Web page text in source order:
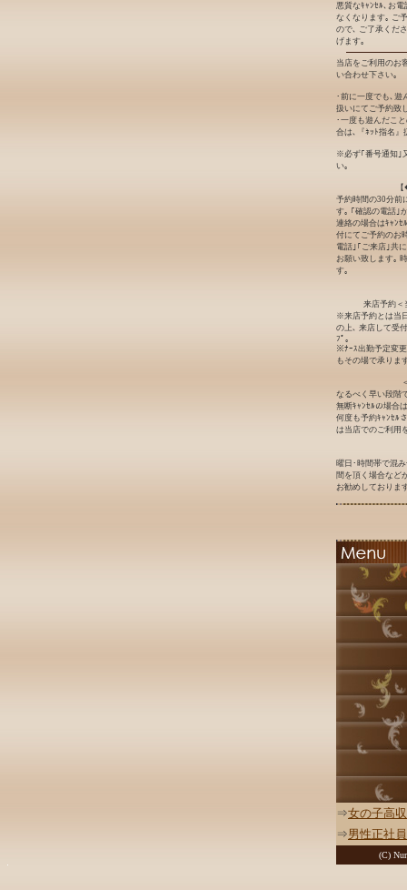
悪質なｷｬﾝｾﾙ､お電
なくなります｡ ご
ので､ ご了承くだ
げます｡
当店をご利用のお
い合わせ下さい｡
･前に一度でも､遊
扱いにてご予約致
･一度も遊んだこ
合は､『ﾈｯﾄ指名』
※必ず｢番号通知｣
い｡
予約時間の30分前
す｡ ｢確認の電話｣
連絡の場合はｷｬﾝｾ
付にてご予約のお
電話｣｢ご来店｣共
お願い致します｡
す｡
来店予約＜
※来店予約とは当
の上､ 来店して受
ﾌﾟ｡
※ﾅｰｽ出勤予定変
もその場で承りま
なるべく早い段階
無断ｷｬﾝｾﾙの場合
何度も予約ｷｬﾝｾﾙ
は当店でのご利用
曜日･時間帯で混
間を頂く場合など
お勧めしておりま
⇒女の子高
⇒男性正社
(C)